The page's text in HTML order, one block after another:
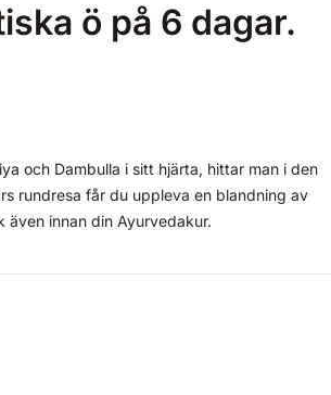
ö på 6 dagar.
och Dambulla i sitt hjärta, hittar man i den
rundresa får du uppleva en blandning av
innan din Ayurvedakur.